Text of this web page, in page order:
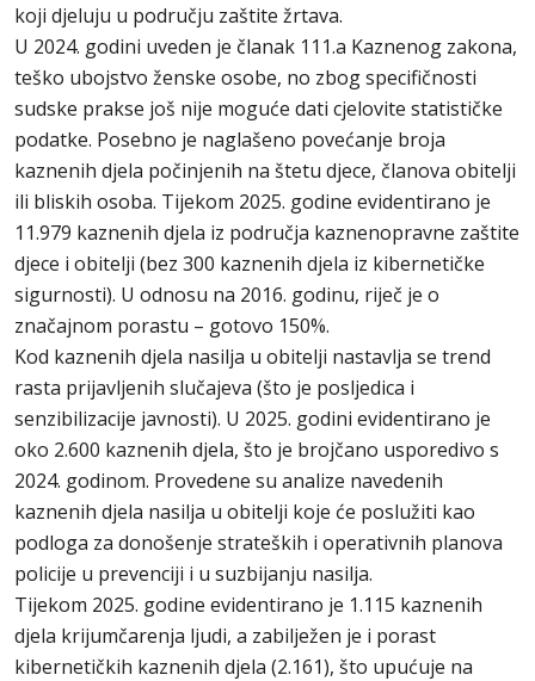
koji djeluju u području zaštite žrtava.
U 2024. godini uveden je članak 111.a Kaznenog zakona,
teško ubojstvo ženske osobe, no zbog specifičnosti
sudske prakse još nije moguće dati cjelovite statističke
podatke. Posebno je naglašeno povećanje broja
kaznenih djela počinjenih na štetu djece, članova obitelji
ili bliskih osoba. Tijekom 2025. godine evidentirano je
11.979 kaznenih djela iz područja kaznenopravne zaštite
djece i obitelji (bez 300 kaznenih djela iz kibernetičke
sigurnosti). U odnosu na 2016. godinu, riječ je o
značajnom porastu – gotovo 150%.
Kod kaznenih djela nasilja u obitelji nastavlja se trend
rasta prijavljenih slučajeva (što je posljedica i
senzibilizacije javnosti). U 2025. godini evidentirano je
oko 2.600 kaznenih djela, što je brojčano usporedivo s
2024. godinom. Provedene su analize navedenih
kaznenih djela nasilja u obitelji koje će poslužiti kao
podloga za donošenje strateških i operativnih planova
policije u prevenciji i u suzbijanju nasilja.
Tijekom 2025. godine evidentirano je 1.115 kaznenih
djela krijumčarenja ljudi, a zabilježen je i porast
kibernetičkih kaznenih djela (2.161), što upućuje na